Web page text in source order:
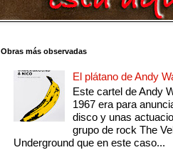
Obras más observadas
El plátano de Andy
Este cartel de Andy
1967 era para
disco y unas
grupo de rock The
Underground que en este caso...